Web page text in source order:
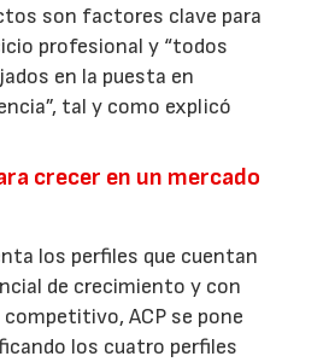
son factores clave para
profesional y “todos
en la puesta en
tal y como explicó
crecer en un mercado
los perfiles que cuentan
de crecimiento y con
ACP se pone
los cuatro perfiles